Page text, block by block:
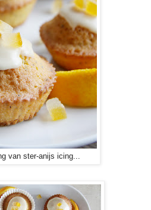
van ster-anijs icing...